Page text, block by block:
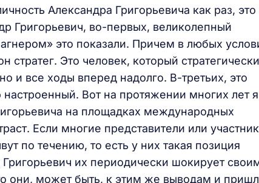
Александра Григорьевича как раз,
Григорьевич, во-первых, великолепный
это показали. Причем в любых
стратег. Это человек, который стратегически
и все ходы вперед надолго. В-третьих, это
Вот на протяжении многих лет я
на площадках международных
Если многие представители или
по течению, то есть у них такая позиция
их периодически шокирует
они, может быть, к этим же выводам и